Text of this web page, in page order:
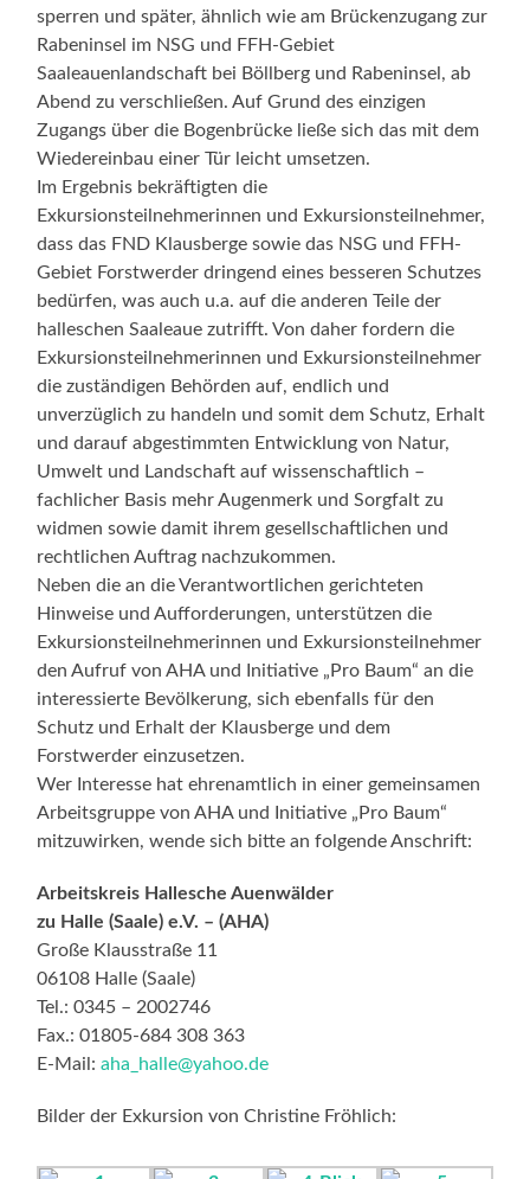
sperren und später, ähnlich wie am Brückenzugang zur
Rabeninsel im NSG und FFH-Gebiet
Saaleauenlandschaft bei Böllberg und Rabeninsel, ab
Abend zu verschließen. Auf Grund des einzigen
Zugangs über die Bogenbrücke ließe sich das mit dem
Wiedereinbau einer Tür leicht umsetzen.
Im Ergebnis bekräftigten die
Exkursionsteilnehmerinnen und Exkursionsteilnehmer,
dass das FND Klausberge sowie das NSG und FFH-
Gebiet Forstwerder dringend eines besseren Schutzes
bedürfen, was auch u.a. auf die anderen Teile der
halleschen Saaleaue zutrifft. Von daher fordern die
Exkursionsteilnehmerinnen und Exkursionsteilnehmer
die zuständigen Behörden auf, endlich und
unverzüglich zu handeln und somit dem Schutz, Erhalt
und darauf abgestimmten Entwicklung von Natur,
Umwelt und Landschaft auf wissenschaftlich –
fachlicher Basis mehr Augenmerk und Sorgfalt zu
widmen sowie damit ihrem gesellschaftlichen und
rechtlichen Auftrag nachzukommen.
Neben die an die Verantwortlichen gerichteten
Hinweise und Aufforderungen, unterstützen die
Exkursionsteilnehmerinnen und Exkursionsteilnehmer
den Aufruf von AHA und Initiative „Pro Baum“ an die
interessierte Bevölkerung, sich ebenfalls für den
Schutz und Erhalt der Klausberge und dem
Forstwerder einzusetzen.
Wer Interesse hat ehrenamtlich in einer gemeinsamen
Arbeitsgruppe von AHA und Initiative „Pro Baum“
mitzuwirken, wende sich bitte an folgende Anschrift:
Arbeitskreis Hallesche Auenwälder
zu Halle (Saale) e.V. – (AHA)
Große Klausstraße 11
06108 Halle (Saale)
Tel.: 0345 – 2002746
Fax.: 01805-684 308 363
E-Mail:aha_halle@yahoo.de
Bilder der Exkursion von Christine Fröhlich: